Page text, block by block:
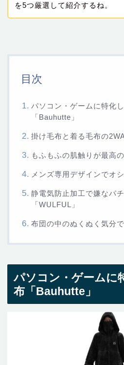
を5つ厳選して紹介するね。
目次
パソコン・ゲームに特化
「Bauhutte」
掛け毛布と着る毛布の
もふもふの肌触りが最高
メンズ専用デザインでオ
静電気防止加工で嫌なパ
「WULFUL」
布団の中のぬくぬく気分
パソコン・ゲームに
布「Bauhutte」